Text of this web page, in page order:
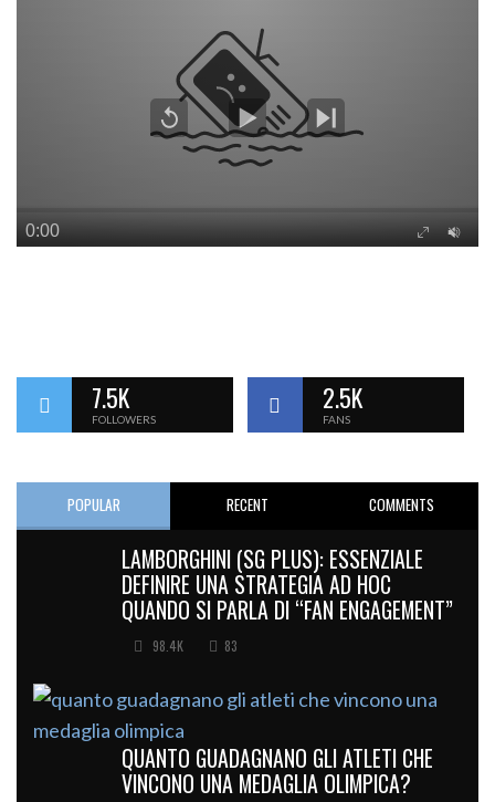
7.5K
FOLLOWERS
2.5K
FANS
POPULAR RECENT COMMENTS
LAMBORGHINI (SG PLUS): ESSENZIALE
DEFINIRE UNA STRATEGIA AD HOC
QUANDO SI PARLA DI “FAN ENGAGEMENT”
98.4K 83
QUANTO GUADAGNANO GLI ATLETI CHE
VINCONO UNA MEDAGLIA OLIMPICA?